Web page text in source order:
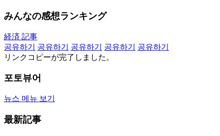
みんなの感想ランキング
経済 記事
공유하기
공유하기 공유하기 공유하기
공유하기
リンクコピーが完了しました。
포토뷰어
뉴스 메뉴 보기
最新記事